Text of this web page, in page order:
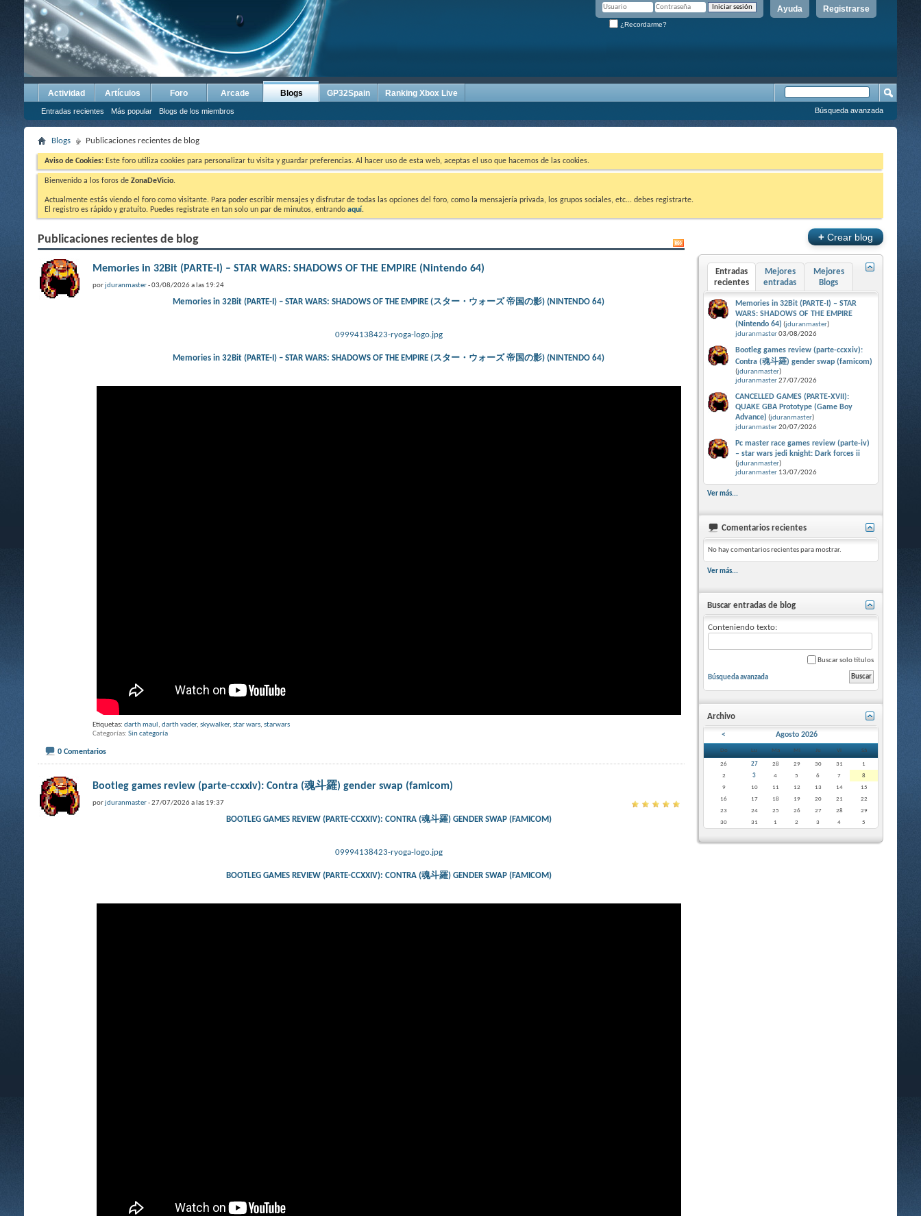
Registrarse
Ayuda
¿Recordarme?
Actividad Artículos Foro Arcade Blogs
Entradas recientes Más popular Blogs de los miembros
GP32Spain Ranking Xbox Live
Búsqueda avanzada
Blogs Publicaciones recientes de blog
Aviso de Cookies: Este foro utiliza cookies para personalizar tu visita y guardar preferencias. Al hacer uso de esta web, aceptas el uso que hacemos de las cookies.
Bienvenido a los foros de ZonaDeVicio.
Actualmente estás viendo el foro como visitante. Para poder escribir mensajes y disfrutar de todas las opciones del foro, como la mensajería privada, los grupos sociales, etc... debes registrarte.
El registro es rápido y gratuíto. Puedes registrate en tan solo un par de minutos, entrando aquí.
Publicaciones recientes de blog
Memories in 32Bit (PARTE-I) – STAR WARS: SHADOWS OF THE EMPIRE (Nintendo 64)
porjduranmaster- 03/08/2026 a las 19:24
Memories in 32Bit (PARTE-I) – STAR WARS: SHADOWS OF THE EMPIRE (スター・ウォーズ 帝国の影) (NINTENDO 64)
09994138423-ryoga-logo.jpg
Memories in 32Bit (PARTE-I) – STAR WARS: SHADOWS OF THE EMPIRE (スター・ウォーズ 帝国の影) (NINTENDO 64)
Etiquetas: darth maul , darth vader, skywalker, star wars, starwars
Categorías Sin categoría
0 Comentarios
Bootleg games review (parte-ccxxiv): Contra (魂斗羅) gender swap (famicom)
porjduranmaster- 27/07/2026 a las 19:37
BOOTLEG GAMES REVIEW (PARTE-CCXXIV): CONTRA (魂斗羅) GENDER SWAP (FAMICOM)
09994138423-ryoga-logo.jpg
BOOTLEG GAMES REVIEW (PARTE-CCXXIV): CONTRA (魂斗羅) GENDER SWAP (FAMICOM)
+Crear blog
Entradas
recientes
Mejores
entradas
Mejores
Blogs
Memories in 32Bit (PARTE-I) – STAR
WARS: SHADOWS OF THE EMPIRE
(Nintendo 64) (jduranmaster)
jduranmaster03/08/2026
Bootleg games review (parte-ccxxiv):
Contra (魂斗羅) gender swap (famicom)
(jduranmaster)
jduranmaster27/07/2026
CANCELLED GAMES (PARTE-XVII):
QUAKE GBA Prototype (Game Boy
Advance) (jduranmaster)
jduranmaster20/07/2026
Pc master race games review (parte-iv)
– star wars jedi knight: Dark forces ii
(jduranmaster)
jduranmaster 13/07/2026
Ver más...
Comentarios recientes
No hay comentarios recientes para mostrar.
Ver más...
Buscar entradas de blog
Conteniendo texto:
Buscar solo títulos
Búsqueda avanzada
Archivo
< Agosto 2026
Do Lu Ma Mi Ju Vi Sá
26 27 28 29 30 31
1
2
3 4 5 6 7
8
9
10 11 12 13 14
15
16
17 18 19 20 21
22
23
24 25 26 27 28
29
30
31 1 2 3 4 5